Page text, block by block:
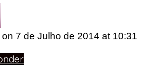
on 7 de Julho de 2014 at 10:31